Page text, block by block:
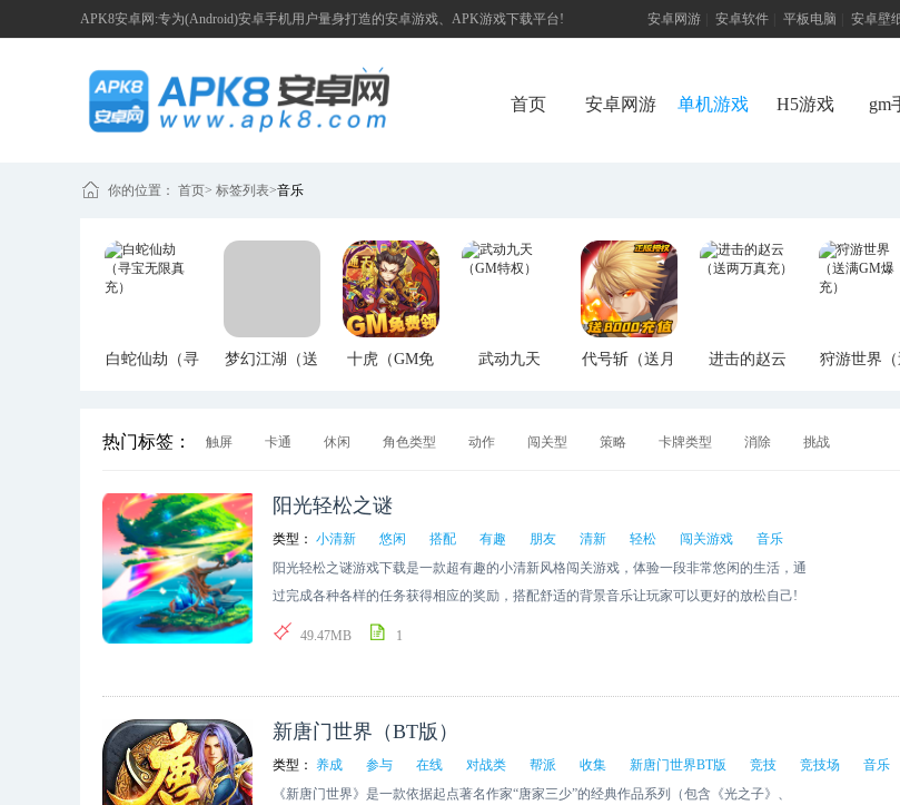
APK8安卓网:专为(Android)安卓手机用户量身打造的安卓游戏、APK游戏下载平台! 安卓网游 安卓软件 平板电脑 安卓壁
首页 安卓网游 单机游戏 H5游戏 gm
你的位置： 首页> 标签列表>音乐
白蛇仙劫（寻
梦幻江湖（送
十虎（GM免
武动九天
代号斩（送月
进击的赵云
狩游世界（
热门标签： 触屏 卡通 休闲 角色类型 动作 闯关型 策略 卡牌类型 消除 挑战
阳光轻松之谜
类型： 小清新 悠闲 搭配 有趣 朋友 清新 轻松 闯关游戏
音乐
阳光轻松之谜游戏下载是一款超有趣的小清新风格闯关游戏，体验一段非常悠闲的生活，通
过完成各种各样的任务获得相应的奖励，搭配舒适的背景音乐让玩家可以更好的放松自己!
喜欢的朋友们快来下载吧。
49.47MB 1
新唐门世界（BT版）
类型： 养成 参与 在线 对战类 帮派 收集 新唐门世界BT版 竞技 竞技场
音乐
《新唐门世界》是一款依据起点著名作家“唐家三少”的经典作品系列（包含《光之子》、